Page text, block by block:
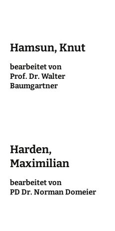
Hamsun, Knut
bearbei­tet von
Prof. Dr. Walter
Baumgartner
Harden,
Maximilian
bearbei­tet von
PD Dr. Norman Domeier